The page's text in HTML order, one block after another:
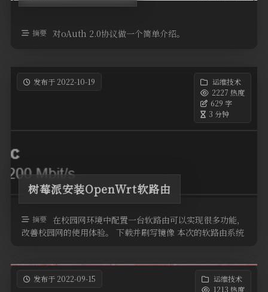
摘要 对oAuth 2.0协议做一个简单介绍。
发布于 2022-10-19
运维技术
2227 热度
629 字
3 分钟
树莓派安装OpenWrt软路由
摘要
在校园网环境中配置一台软路由可以实现很多功能，
改善校园网的使用体验。 下载并刷写镜像 本次的软路由系统
发布于 2022-09-15
运维技术
1213 热度